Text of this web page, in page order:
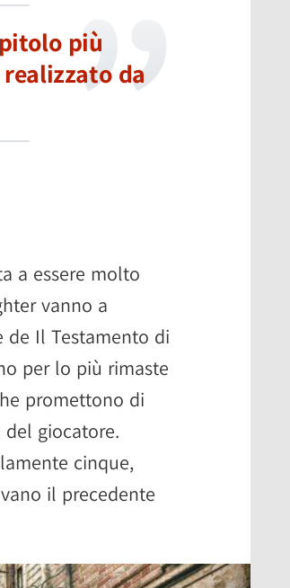
più
da
a essere molto
vanno a
Il Testamento di
per lo più rimaste
promettono di
giocatore.
cinque,
il precedente